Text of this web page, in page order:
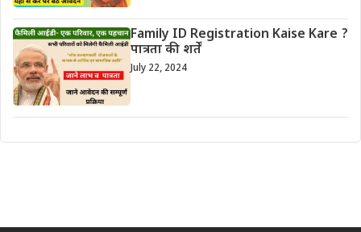
Family ID Registration Kaise Kare ?
पात्रता की शर्तें
July 22, 2024